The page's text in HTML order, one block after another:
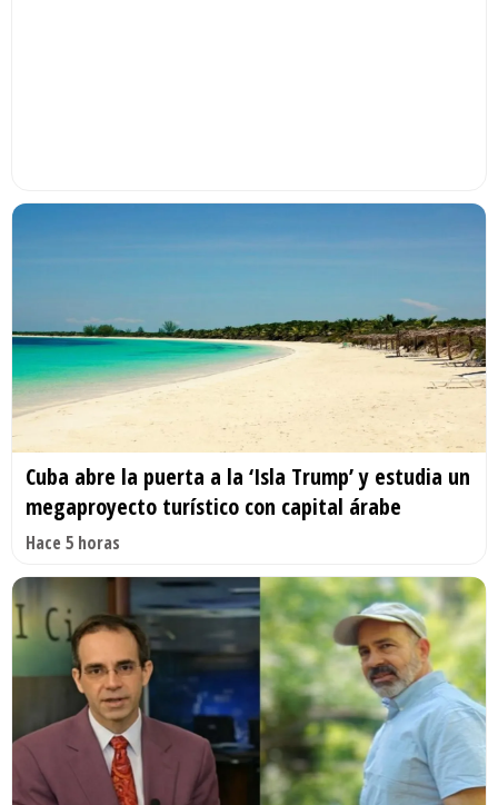
Cuba abre la puerta a la ‘Isla Trump’ y estudia un
megaproyecto turístico con capital árabe
Hace 5 horas